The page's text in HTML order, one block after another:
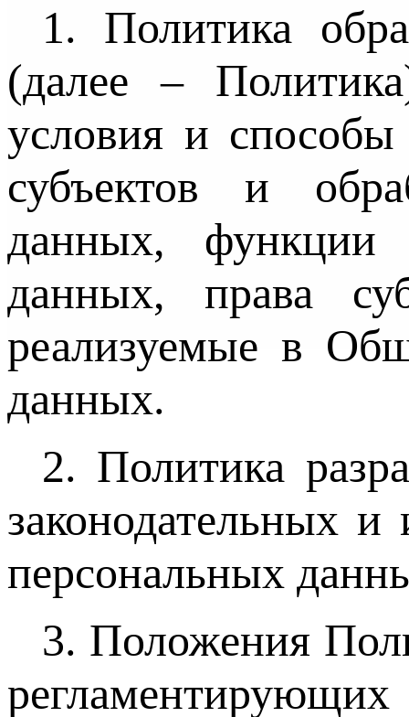
1. Политика
(далее –
условия и
субъектов и
данных, функции
данных, права
реализуемые в
данных.
2. Политика
законодательных
персональных
3. Положения